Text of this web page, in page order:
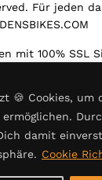
🍪 Cookies, um
damit
Cookie
Für jeden
mit 100% SSL